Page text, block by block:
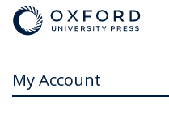
My Account